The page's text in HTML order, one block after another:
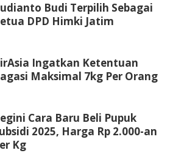
Budi Terpilih Sebagai
DPD Himki Jatim
Ingatkan Ketentuan
Maksimal 7kg Per Orang
Cara Baru Beli Pupuk
2025, Harga Rp 2.000-an
Kg